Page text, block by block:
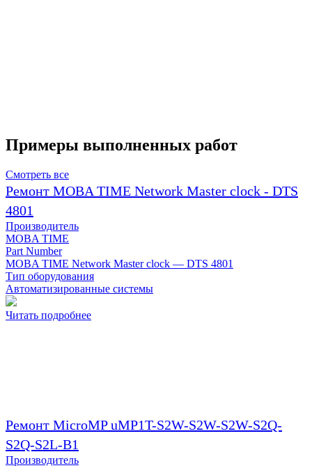
Примеры выполненных работ
Смотреть все
Ремонт MOBA TIME Network Master clock - DTS
4801
Производитель
MOBA TIME
Part Number
MOBA TIME Network Master clock — DTS 4801
Тип оборудования
Автоматизированные системы
Читать подробнее
Ремонт MicroMP uMP1T-S2W-S2W-S2W-S2Q-
S2Q-S2L-B1
Производитель